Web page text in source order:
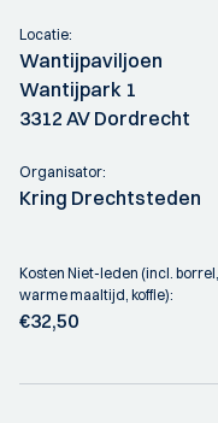
Locatie:
Wantijpaviljoen
Wantijpark 1
3312 AV Dordrecht
Organisator:
Kring Drechtsteden
Kosten Niet-leden (incl. borrel,
warme maaltijd, koffie):
€32,50